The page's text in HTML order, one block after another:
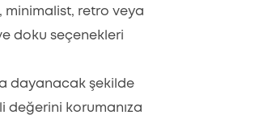
minimalist, retro veya
doku seçenekleri
dayanacak şekilde
değerini korumanıza